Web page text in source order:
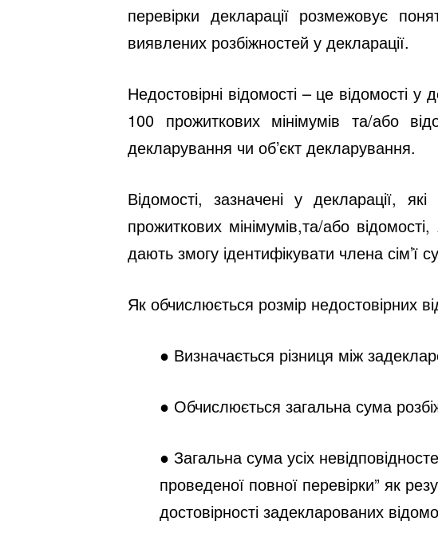
перевірки деклараціїрозмежовує
виявлених розбіжностей у декларації.
Недостовірні відомості – це відомості
100 прожиткових мінімумів та/або
декларування чи об’єкт декларування.
Відомості, зазначені у декларації,
прожиткових мінімумів,та/або
дають змогу ідентифікувати члена сім’ї
Як обчислюється розмір недостовірних
● Визначається різниця між
● Обчислюється загальна сума
● Загальна сума усіх
проведеної повної перевірки” як
достовірності задекларованих